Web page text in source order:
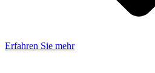
Erfahren Sie mehr